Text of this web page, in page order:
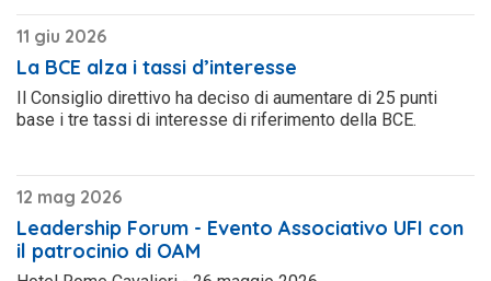
11 giu 2026
La BCE alza i tassi d’interesse
Il Consiglio direttivo ha deciso di aumentare di 25 punti
base i tre tassi di interesse di riferimento della BCE.
12 mag 2026
Leadership Forum - Evento Associativo UFI con
il patrocinio di OAM